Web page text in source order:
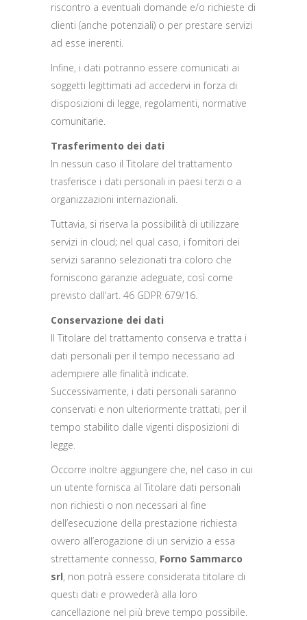
riscontro a eventuali domande e/o richieste di
clienti (anche potenziali) o per prestare servizi
ad esse inerenti.
Infine, i dati potranno essere comunicati ai
soggetti legittimati ad accedervi in forza di
disposizioni di legge, regolamenti, normative
comunitarie.
Trasferimento dei dati
In nessun caso il Titolare del trattamento
trasferisce i dati personali in paesi terzi o a
organizzazioni internazionali.
Tuttavia, si riserva la possibilità di utilizzare
servizi in cloud; nel qual caso, i fornitori dei
servizi saranno selezionati tra coloro che
forniscono garanzie adeguate, così come
previsto dall’art. 46 GDPR 679/16.
Conservazione dei dati
Il Titolare del trattamento conserva e tratta i
dati personali per il tempo necessario ad
adempiere alle finalità indicate.
Successivamente, i dati personali saranno
conservati e non ulteriormente trattati, per il
tempo stabilito dalle vigenti disposizioni di
legge.
Occorre inoltre aggiungere che, nel caso in cui
un utente fornisca al Titolare dati personali
non richiesti o non necessari al fine
dell’esecuzione della prestazione richiesta
ovvero all’erogazione di un servizio a essa
strettamente connesso, Forno Sammarco
srl, non potrà essere considerata titolare di
questi dati e provvederà alla loro
cancellazione nel più breve tempo possibile.